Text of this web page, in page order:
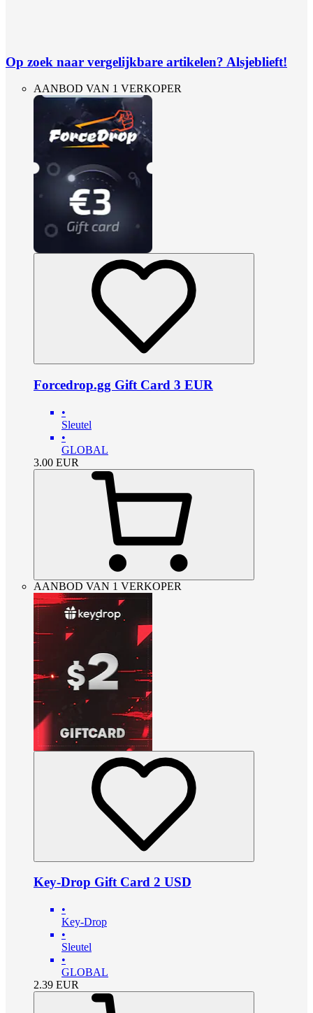
Op zoek naar vergelijkbare artikelen? Alsjeblieft!
AANBOD VAN 1 VERKOPER
Forcedrop.gg Gift Card 3 EUR
•
Sleutel
•
GLOBAL
3.00 EUR
AANBOD VAN 1 VERKOPER
Key-Drop Gift Card 2 USD
•
Key-Drop
•
Sleutel
•
GLOBAL
2.39 EUR